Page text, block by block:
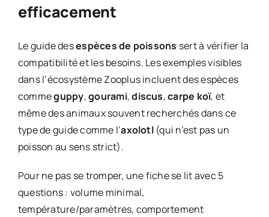
efficacement
Le guide desespèces de poissons sert à vérifier la
compatibilité et les besoins. Les exemples visibles
dans l’écosystème Zooplus incluent des espèces
commeguppy,gourami,discus,carpe koï, et
même des animaux souvent recherchés dans ce
type de guide comme l’axolotl(qui n’est pas un
poisson au sens strict).
Pour ne pas se tromper, une fiche se lit avec 5
questions : volume minimal,
température/paramètres, comportement